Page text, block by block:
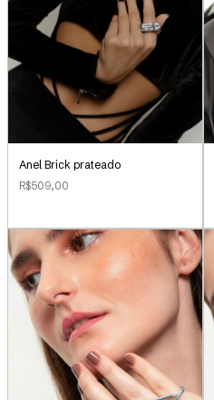
Anel Brick prateado
R$509,00